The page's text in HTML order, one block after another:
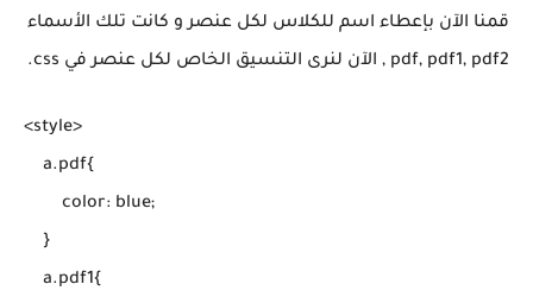
قمنا الآن بإعطاء اسم للكلاس لكل عنصر و كانت تلك الأسماء
pdf, pdf1, pdf2 , الآن لنرى التنسيق الخاص لكل عنصر في css.
<style>
    a.pdf{
        color: blue;
    }
    a.pdf1{